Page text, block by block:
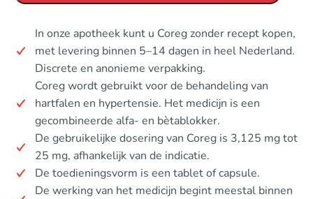
In onze apotheek kunt u Coreg zonder recept kopen,
met levering binnen 5–14 dagen in heel Nederland.
Discrete en anonieme verpakking.
Coreg wordt gebruikt voor de behandeling van
hartfalen en hypertensie. Het medicijn is een
gecombineerde alfa- en bètablokker.
De gebruikelijke dosering van Coreg is 3,125 mg tot
25 mg, afhankelijk van de indicatie.
De toedieningsvorm is een tablet of capsule.
De werking van het medicijn begint meestal binnen